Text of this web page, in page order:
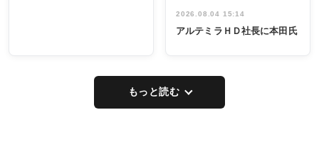
2026.08.04 15:14
アルテミラＨＤ社長に本田氏
もっと読む